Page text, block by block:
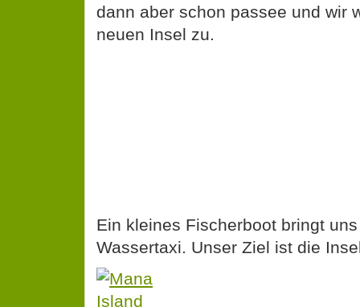
dann aber schon passee und wir
neuen Insel zu.
Ein kleines Fischerboot bringt
Wassertaxi. Unser Ziel ist die